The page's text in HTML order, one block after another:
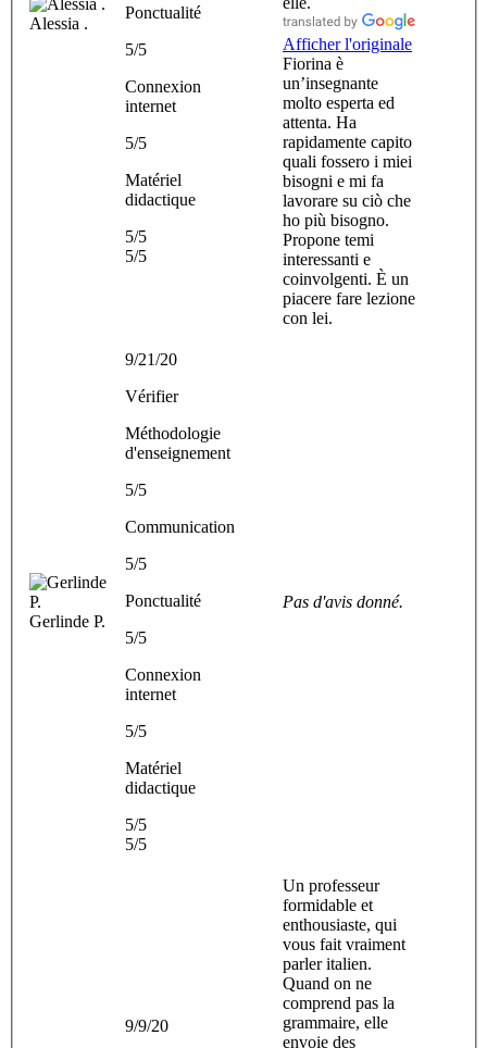
Alessia .
Ponctualité
5/5
Connexion
internet
5/5
Matériel
didactique
5/5
5/5
Afficher l'originale
Fiorina è
un’insegnante
molto esperta ed
attenta. Ha
rapidamente capito
quali fossero i miei
bisogni e mi fa
lavorare su ciò che
ho più bisogno.
Propone temi
interessanti e
coinvolgenti. È un
piacere fare lezione
con lei.
Gerlinde P.
9/21/20
Vérifier
Méthodologie
d'enseignement
5/5
Communication
5/5
Ponctualité
5/5
Connexion
internet
5/5
Matériel
didactique
5/5
5/5
Pas d'avis donné.
9/9/20
Un professeur
formidable et
enthousiaste, qui
vous fait vraiment
parler italien.
Quand on ne
comprend pas la
grammaire, elle
envoie des